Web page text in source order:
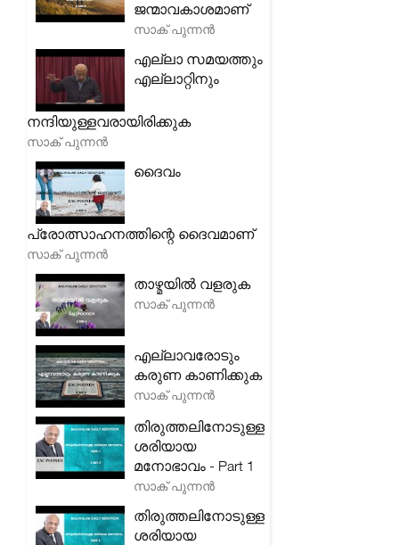
ജന്മാവകാശമാണ്
സാക് പുന്നൻ
എല്ലാ സമയത്തും
എല്ലാറ്റിനും
നന്ദിയുള്ളവരായിരിക്കുക
സാക് പുന്നൻ
ദൈവം
പ്രോത്സാഹനത്തിന്റെ ദൈവമാണ്
സാക് പുന്നൻ
താഴ്മയിൽ വളരുക
സാക് പുന്നൻ
എല്ലാവരോടും
കരുണ കാണിക്കുക
സാക് പുന്നൻ
തിരുത്തലിനോടുള്ള
ശരിയായ
മനോഭാവം - Part 1
സാക് പുന്നൻ
തിരുത്തലിനോടുള്ള
ശരിയായ